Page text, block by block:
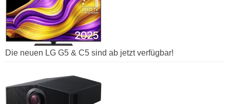
Die neuen LG G5 & C5 sind ab jetzt verfügbar!